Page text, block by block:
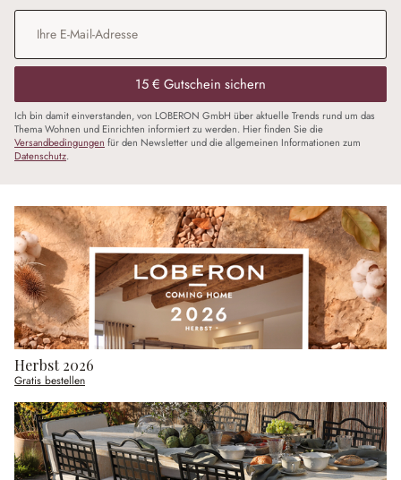
E-Mail-Adresse
15 € Gutschein sichern
Ich bin damit einverstanden, von LOBERON GmbH über aktuelle Trends rund um das
Thema Wohnen und Einrichten informiert zu werden. Hier finden Sie die
Versandbedingungen für den Newsletter und die allgemeinen Informationen zum
Datenschutz.
Herbst 2026
Gratis bestellen